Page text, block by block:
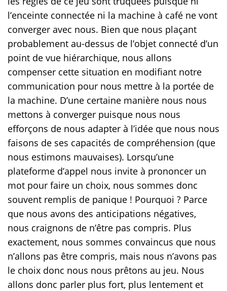
l’enceinte connectée ni la machine à café ne vont
converger avec nous. Bien que nous plaçant
probablement au-dessus de l’objet connecté d’un
point de vue hiérarchique, nous allons
compenser cette situation en modifiant notre
communication pour nous mettre à la portée de
la machine. D’une certaine manière nous nous
mettons à converger puisque nous nous
efforçons de nous adapter à l’idée que nous nous
faisons de ses capacités de compréhension (que
nous estimons mauvaises). Lorsqu’une
plateforme d’appel nous invite à prononcer un
mot pour faire un choix, nous sommes donc
souvent remplis de panique ! Pourquoi ? Parce
que nous avons des anticipations négatives,
nous craignons de n’être pas compris. Plus
exactement, nous sommes convaincus que nous
n’allons pas être compris, mais nous n’avons pas
le choix donc nous nous prêtons au jeu. Nous
allons donc parler plus fort, plus lentement et